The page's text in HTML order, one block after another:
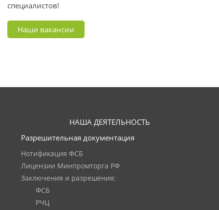
специалистов!
Наши вакансии
НАША ДЕЯТЕЛЬНОСТЬ
Разрешительная документация
Нотификация ФСБ
Лицензии Минпромторга РФ
Заключения и разрешения:
ФСБ
РЧЦ